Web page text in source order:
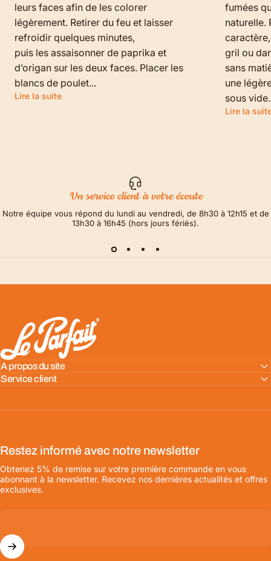
leurs faces afin de les colorer
légèrement. Retirer du feu et laisser
refroidir quelques minutes,
puis les assaisonner de paprika et
d’origan sur les deux faces. Placer les
blancs de poulet...
Lire la suite
fumées
naturelle.
gril ou
sans
une
sous vide.
Lire la
Un service client à votre écoute
Notre équipe vous répond du lundi au vendredi, de 8h30 à 12h15 et de
13h30 à 16h45 (hors jours fériés).
LE PARFAIT® | BOUTIQUE OFFICIELLE
A propos du site
Service client
Restez informé avec notre newsletter
Obtenez 5% de remise sur votre première commande en vous
abonnant à la newsletter. Recevez nos dernières actualités et offres
exclusives.